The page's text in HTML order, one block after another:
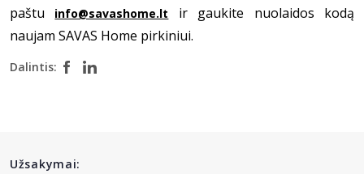
paštu
info@savashome.lt
ir gaukite nuolaidos kodą
naujam SAVAS Home pirkiniui.
Dalintis:
Užsakymai: